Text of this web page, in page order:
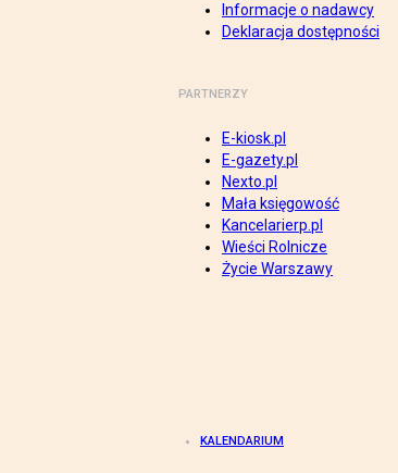
Informacje o nadawcy
Deklaracja dostępności
PARTNERZY
E-kiosk.pl
E-gazety.pl
Nexto.pl
Mała księgowość
Kancelarierp.pl
Wieści Rolnicze
Życie Warszawy
KALENDARIUM